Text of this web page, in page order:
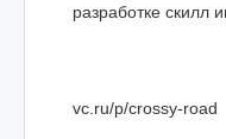
разработке скилл
vc.ru/p/crossy-road